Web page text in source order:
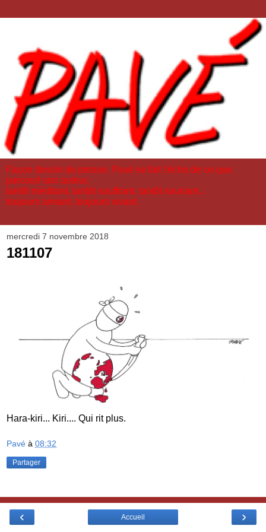
Façon dessin de presse, Pavé se fait l'écho de ce que
parcourt son auteur,
tantôt méditant, tantôt souffrant, tantôt souriant...
toujours aimant, toujours vivant.
mercredi 7 novembre 2018
181107
Hara-kiri... Kiri.... Qui rit plus.
Pavé à 08:32
Partager
‹ ›
Accueil